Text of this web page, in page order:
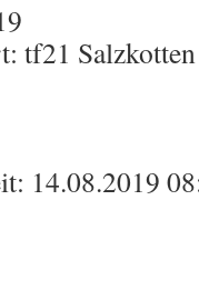
tf21 Salzkotten
14.08.2019